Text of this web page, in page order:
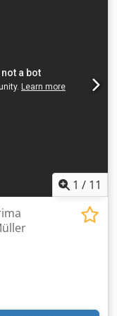
eerste
met
afwikkelapparaten
het verplaatsen
1 / 11